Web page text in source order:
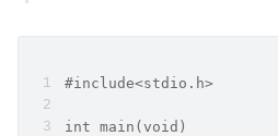
#include<stdio.h>
int main(void)